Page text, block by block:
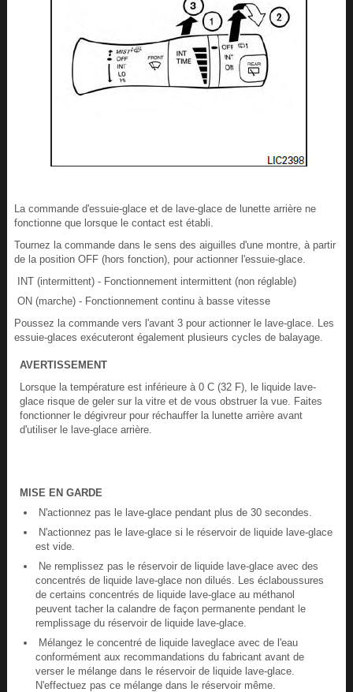
La commande d'essuie-glace et de lave-glace de lunette arrière ne
fonctionne que lorsque le contact est établi.
Tournez la commande dans le sens des aiguilles d'une montre, à partir
de la position OFF (hors fonction), pour actionner l'essuie-glace.
INT (intermittent) - Fonctionnement intermittent (non réglable)
ON (marche) - Fonctionnement continu à basse vitesse
Poussez la commande vers l'avant 3 pour actionner le lave-glace. Les
essuie-glaces exécuteront également plusieurs cycles de balayage.
AVERTISSEMENT
Lorsque la température est inférieure à 0 C (32 F), le liquide lave-
glace risque de geler sur la vitre et de vous obstruer la vue. Faites
fonctionner le dégivreur pour réchauffer la lunette arrière avant
d'utiliser le lave-glace arrière.
MISE EN GARDE
N'actionnez pas le lave-glace pendant plus de 30 secondes.
N'actionnez pas le lave-glace si le réservoir de liquide lave-glace
est vide.
Ne remplissez pas le réservoir de liquide lave-glace avec des
concentrés de liquide lave-glace non dilués. Les éclaboussures
de certains concentrés de liquide lave-glace au méthanol
peuvent tacher la calandre de façon permanente pendant le
remplissage du réservoir de liquide lave-glace.
Mélangez le concentré de liquide laveglace avec de l'eau
conformément aux recommandations du fabricant avant de
verser le mélange dans le réservoir de liquide lave-glace.
N'effectuez pas ce mélange dans le réservoir même.